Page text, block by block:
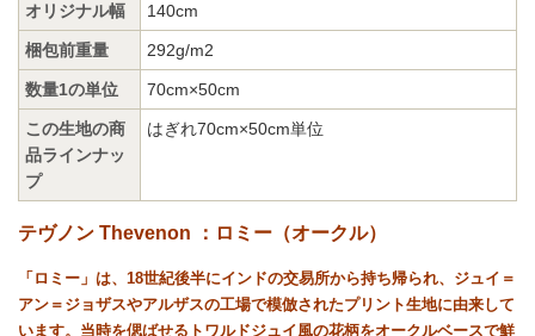
オリジナル幅 140cm
梱包前重量 292g/m2
数量1の単位 70cm×50cm
この生地の商
品ラインナッ
プ
はぎれ70cm×50cm単位
テヴノン Thevenon ：ロミー（オークル）
「ロミー」は、18世紀後半にインドの交易所から持ち帰られ、ジュイ＝
アン＝ジョザスやアルザスの工場で模倣されたプリント生地に由来して
います。当時を偲ばせるトワルドジュイ風の花柄をオークルベースで鮮